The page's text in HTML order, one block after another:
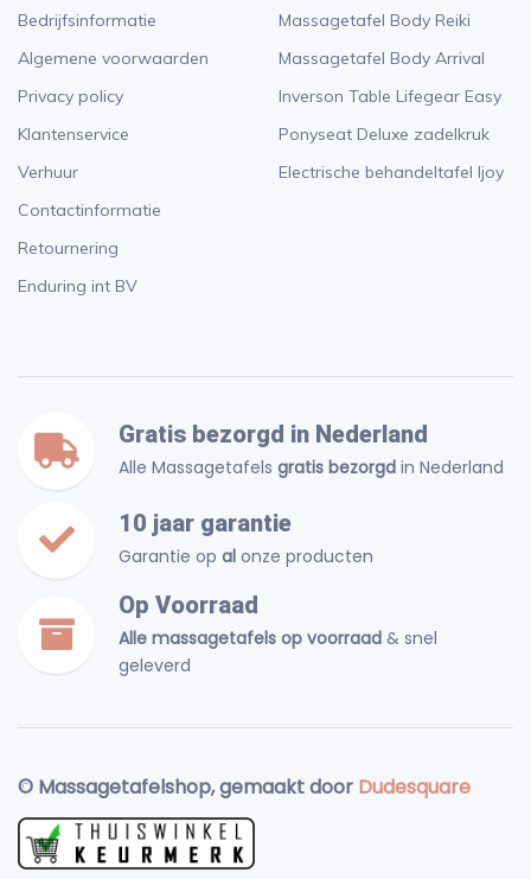
Bedrijfsinformatie
Algemene voorwaarden
Privacy policy
Klantenservice
Verhuur
Contactinformatie
Retournering
Enduring int BV
Massagetafel Body Reiki
Massagetafel Body Arrival
Inverson Table Lifegear Easy
Ponyseat Deluxe zadelkruk
Electrische behandeltafel Ijoy
Gratis bezorgd in Nederland
Alle Massagetafels gratis bezorgd in Nederland
10 jaar garantie
Garantie op al onze producten
Op Voorraad
Alle massagetafels op voorraad & snel
geleverd
© Massagetafelshop, gemaakt door Dudesquare